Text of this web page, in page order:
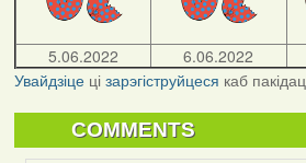
5.06.2022 6.06.2022
Увайдзіцеці зарэгіструйцеся каб
COMMENTS